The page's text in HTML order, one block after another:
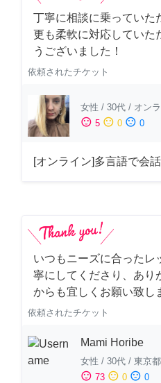
丁寧に相談に乗っていた
更も柔軟に対応していた
うございました！
依頼されたチケット
女性 / 30代 / オン
sentiment_satisfied 5 sentiment_neutral 0 sentiment_dissatisfied 0
[オンライン]多言語で会
いつもニーズに合ったレ
寧にしてくださり、あり
からも宜しくお願い致し
依頼されたチケット
Mami Horibe
女性 / 30代 / 東京都
sentiment_satisfied 73 sentiment_neutral 0 sentiment_dissatisfied 0